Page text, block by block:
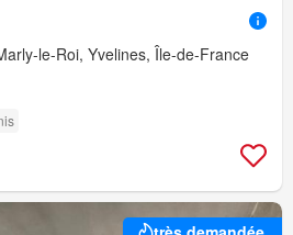
le-Roi, Yvelines, Île-de-France